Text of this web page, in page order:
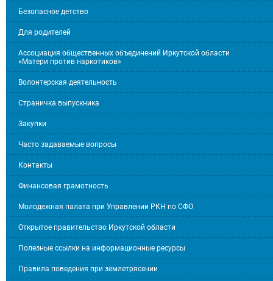
Безопасное детство
Для родителей
Ассоциация общественных объединений Иркутской области
«Матери против наркотиков»
Волонтерская деятельность
Страничка выпускника
Закупки
Часто задаваемые вопросы
Контакты
Финансовая грамотность
Молодежная палата при Управлении РКН по СФО
Открытое правительство Иркутской области
Полезные ссылки на информационные ресурсы
Правила поведения при землетрясении